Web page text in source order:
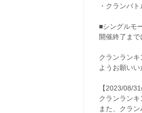
・クランバ
■シングルモ
開催終了ま
クランラン
ようお願いい
【2023/08/
クランランキ
また、クラ